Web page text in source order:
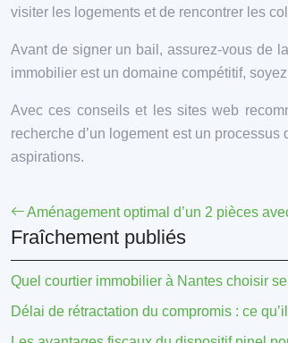
visiter les logements et de rencontrer les
Avant de signer un bail, assurez-vous de
immobilier est un domaine compétitif,
Avec ces conseils et les sites web
recherche d’un logement est un
aspirations.
Aménagement optimal d’un 2 pièces
Fraîchement publiés
Quel courtier immobilier à Nantes choisir
Délai de rétractation du compromis : ce